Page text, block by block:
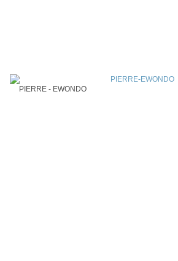
PIERRE - EWONDO